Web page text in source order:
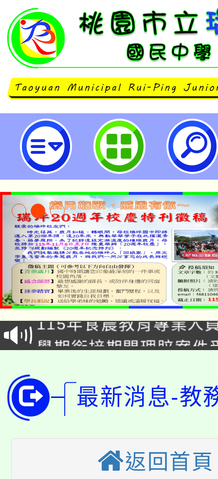
國立清華大學辦理「師資培育大學
畫-教育的跨域創造力：豐碩大學
特教及師資生協作之專業資本(師
園市立瑞坪國民中學
淨零綠生活教案入校路
會
115年食農教育專業人
程
學期銜接期間理賠案件
版
公告本校115學年度第
代理(課)教師甄選結果(
「2026金融保險知識
車」活動
桃園市115學年度學生
生本土語及新住民語歌
公告本校115學年度第
最新消息-教
返回首頁